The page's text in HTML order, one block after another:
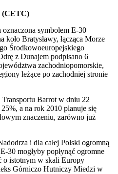
(CETC)
symbolem E-30
Bratysławy, łącząca Morze
Środkowoeuropejskiego
z Dunajem podpisano 6
zachodniopomorskie,
leżące po zachodniej stronie
Barrot w dniu 22
a na rok 2010 planuje się
znaczeniu, zarówno już
i dla całej Polski ogromną
30 mogłyby popłynąć ogromne
o istotnym w skali Europy
Górniczo Hutniczy Miedzi w